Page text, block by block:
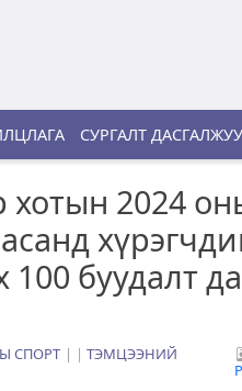
СУРГАЛТ
хотын 2024
100 буудалт
СПОРТ |ТЭМЦЭЭНИЙ